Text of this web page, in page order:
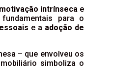
motivação intrínsecae
para o
e a adoção de
– que envolveu os
simboliza o